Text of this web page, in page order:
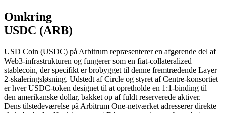
Omkring
USDC (ARB)
USD Coin (USDC) på Arbitrum repræsenterer en afgørende del af
Web3-infrastrukturen og fungerer som en fiat-collateralized
stablecoin, der specifikt er brobygget til denne fremtrædende Layer
2-skaleringsløsning. Udstedt af Circle og styret af Centre-konsortiet
er hver USDC-token designet til at opretholde en 1:1-binding til
den amerikanske dollar, bakket op af fuldt reserverede aktiver.
Dens tilstedeværelse på Arbitrum One-netværket adresserer direkte